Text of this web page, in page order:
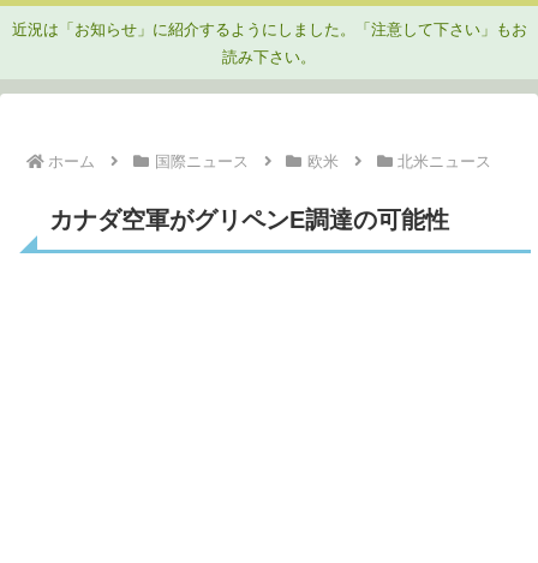
近況は「お知らせ」に紹介するようにしました。「注意して下さい」もお
読み下さい。
ホーム 国際ニュース 欧米 北米ニュース
カナダ空軍がグリペンE調達の可能性